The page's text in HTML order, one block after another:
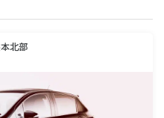
北部